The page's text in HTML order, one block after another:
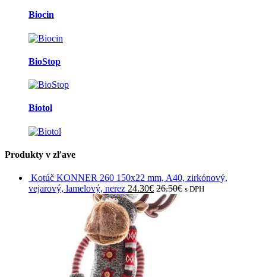
Biocin
BioStop
Biotol
Produkty v zľave
Kotúč KONNER 260 150x22 mm, A40, zirkónový,
vejarový, lamelový, nerez 24.30€ 26.50€ s DPH